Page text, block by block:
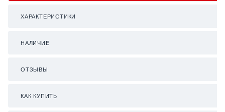
ХАРАКТЕРИСТИКИ
НАЛИЧИЕ
ОТЗЫВЫ
КАК КУПИТЬ